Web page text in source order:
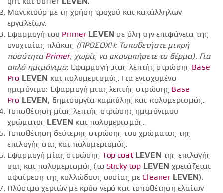
Μανικιούρ με τη χρήση τροχού και κατάλληλων
εργαλείων.
Εφαρμογή του Primer LEVEN σε όλη την επιφάνεια της
ονυχιαίας πλάκας (ΠΡΟΣΟΧΗ: Τοποθετήστε μικρή
ποσότητα Primer, χωρίς να ακουμπήσετε το δέρμα).Για
απλό ημιμόνιμο: Εφαρμογή μιας λεπτής στρώσης Base
Pro LEVEN και πολυμερισμός. Για ενισχυμένο
ημιμόνιμο: Εφαρμογή μιας λεπτής στρώσης Base
Pro LEVEN, δημιουργία καμπύλης και πολυμερισμός.
Τοποθέτηση μίας λεπτής στρώσης ημιμόνιμου
χρώματος LEVEN και πολυμερισμός.
Τοποθέτηση δεύτερης στρώσης του χρώματος της
επιλογής σας και πολυμερισμός.
Εφαρμογή μίας στρώσης Top coat LEVEN της επιλογής
σας και πολυμερισμός (το Sticky top LEVEN χρειάζεται
αφαίρεση της κολλώδους ουσίας με Cleaner LEVEN).
Πλύσιμο χεριών με κρύο νερό και τοποθέτηση ελαίων